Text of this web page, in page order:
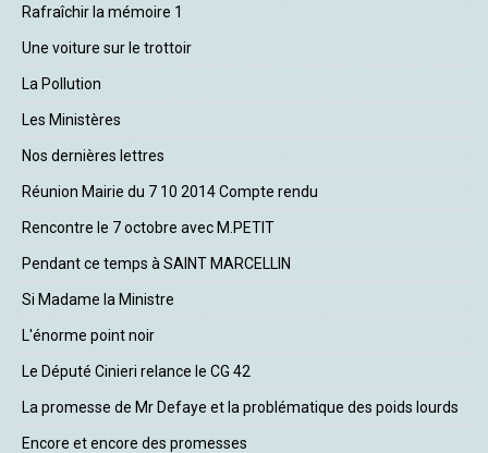
Rafraîchir la mémoire 1
Une voiture sur le trottoir
La Pollution
Les Ministères
Nos dernières lettres
Réunion Mairie du 7 10 2014 Compte rendu
Rencontre le 7 octobre avec M.PETIT
Pendant ce temps à SAINT MARCELLIN
Si Madame la Ministre
L'énorme point noir
Le Député Cinieri relance le CG 42
La promesse de Mr Defaye et la problématique des poids lourds
Encore et encore des promesses